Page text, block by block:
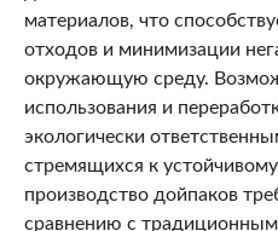
материалов, что
отходов и минимизации
окружающую среду.
использования и
экологически
стремящихся к
производство дойпаков
сравнению с